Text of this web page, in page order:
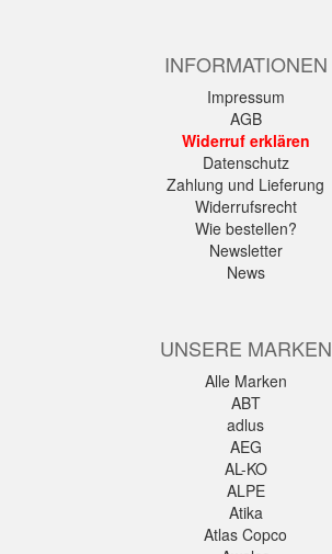
INFORMATIONEN
Impressum
AGB
Widerruf erklären
Datenschutz
Zahlung und Lieferung
Widerrufsrecht
Wie bestellen?
Newsletter
News
UNSERE MARKEN
Alle Marken
ABT
adlus
AEG
AL-KO
ALPE
Atika
Atlas Copco